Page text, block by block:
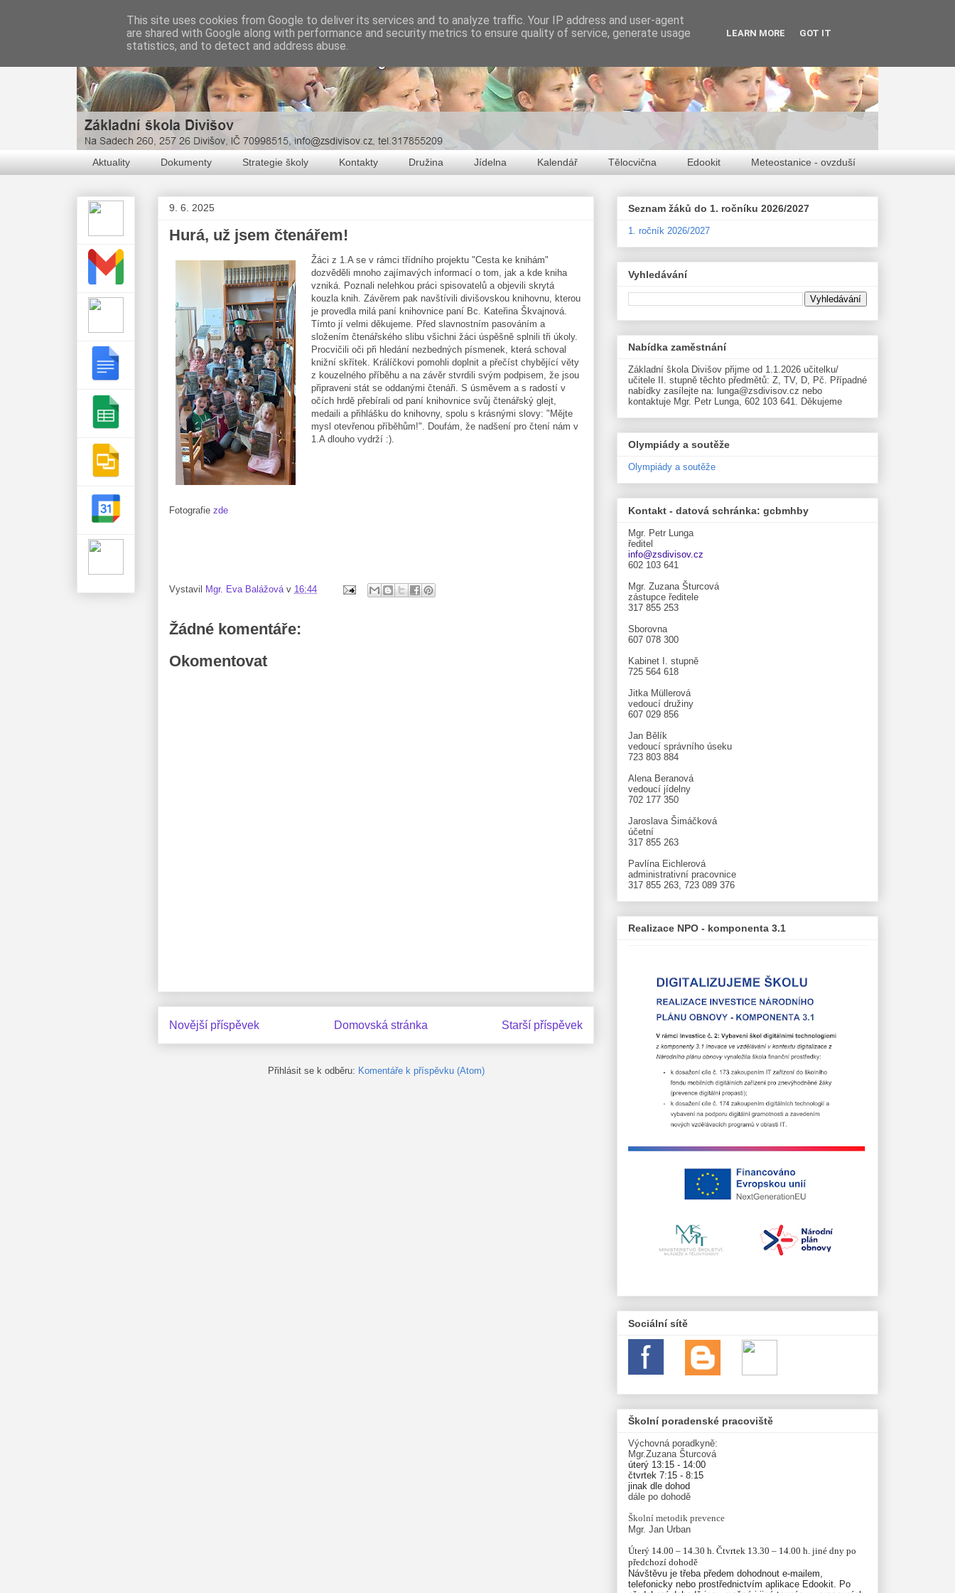
Aktuality Dokumenty Strategie školy Kontakty Družina Jídelna Kalendář Tělocvična Edookit Meteostanice - ovzduší
9. 6. 2025
Hurá, už jsem čtenářem!
Žáci z 1.A se v rámci třídního projektu "Cesta ke knihám"
dozvěděli mnoho zajímavých informací o tom, jak a kde kniha
vzniká. Poznali nelehkou práci spisovatelů a objevili skrytá
kouzla knih. Závěrem pak navštívili divišovskou knihovnu, kterou
je provedla milá paní knihovnice paní Bc. Kateřina Škvajnová.
Tímto jí velmi děkujeme. Před slavnostním pasováním a
složením čtenářského slibu všichni žáci úspěšně splnili tři úkoly.
Procvičili oči při hledání nezbedných písmenek, která schoval
knižní skřítek. Králíčkovi pomohli doplnit a přečíst chybějící věty
z kouzelného příběhu a na závěr stvrdili svým podpisem, že jsou
připraveni stát se oddanými čtenáři. S úsměvem a s radostí v
očích hrdě přebírali od paní knihovnice svůj čtenářský glejt,
medaili a přihlášku do knihovny, spolu s krásnými slovy: "Mějte
mysl otevřenou příběhům!". Doufám, že nadšení pro čtení nám v
1.A dlouho vydrží :).
Fotografie zde
Vystavil Mgr. Eva Balážová v 16:44
Žádné komentáře:
Okomentovat
Novější příspěvek Starší příspěvek
Domovská stránka
Přihlásit se k odběru: Komentáře k příspěvku (Atom)
Seznam žáků do 1. ročníku 2026/2027
1. ročník 2026/2027
Vyhledávání
Nabídka zaměstnání
Základní škola Divišov přijme od 1.1.2026 učitelku/
učitele II. stupně těchto předmětů: Z, TV, D, Pč. Případné
nabídky zasílejte na: lunga@zsdivisov.cz nebo
kontaktuje Mgr. Petr Lunga, 602 103 641. Děkujeme
Olympiády a soutěže
Olympiády a soutěže
Kontakt - datová schránka: gcbmhby
Mgr. Petr Lunga
ředitel
info@zsdivisov.cz
602 103 641
Mgr. Zuzana Šturcová
zástupce ředitele
317 855 253
Sborovna
607 078 300
Kabinet I. stupně
725 564 618
Jitka Müllerová
vedoucí družiny
607 029 856
Jan Bělík
vedoucí správního úseku
723 803 884
Alena Beranová
vedoucí jídelny
702 177 350
Jaroslava Šimáčková
účetní
317 855 263
Pavlína Eichlerová
administrativní pracovnice
317 855 263, 723 089 376
Realizace NPO - komponenta 3.1
Sociální sítě
Školní poradenské pracoviště
Výchovná poradkyně:
Mgr.Zuzana Šturcová
úterý 13:15 - 14:00
čtvrtek 7:15 - 8:15
jinak dle dohod
dále po dohodě
Školní metodik prevence
Mgr. Jan Urban
Úterý 14.00 – 14.30 h. Čtvrtek 13.30 – 14.00 h. jiné dny po
předchozí dohodě
Návštěvu je třeba předem dohodnout e-mailem,
telefonicky nebo prostřednictvím aplikace Edookit. Po
This site uses cookies from Google to deliver its services and to analyze traffic. Your IP address and user-agent
are shared with Google along with performance and security metrics to ensure quality of service, generate usage
statistics, and to detect and address abuse.
LEARN MORE GOT IT